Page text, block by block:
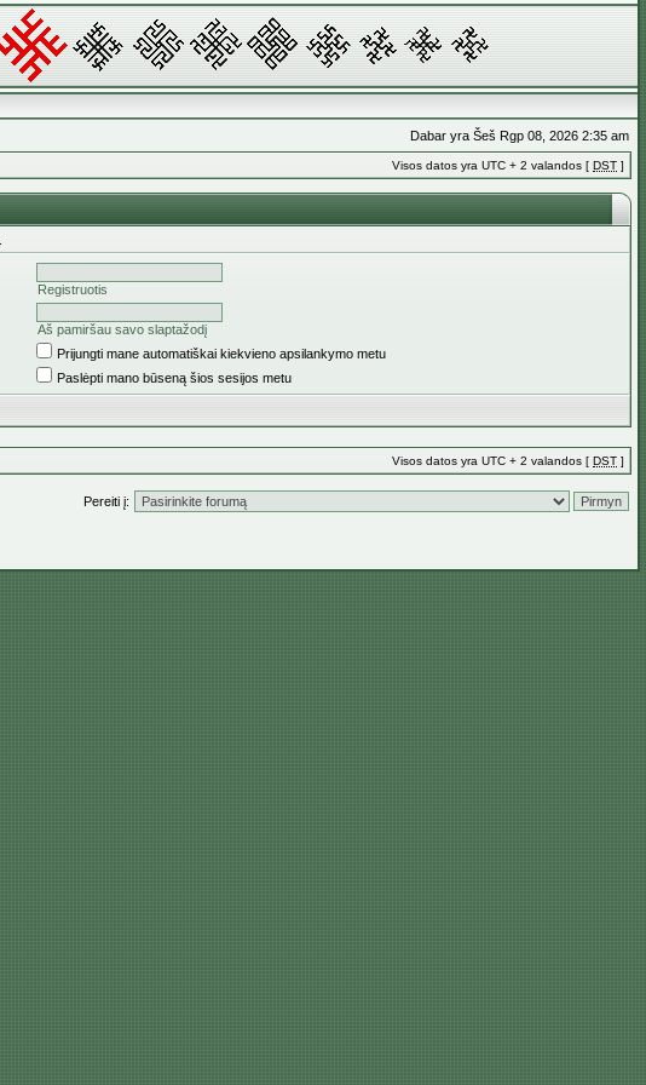
Dabar yra Šeš Rgp 08, 2026 2:35 am
Visos datos yra UTC + 2 valandos [ DST ]
Registruotis
Aš pamiršau savo slaptažodį
Prijungti mane automatiškai kiekvieno apsilankymo metu
Paslėpti mano būseną šios sesijos metu
Visos datos yra UTC + 2 valandos [ DST ]
Pereiti į: